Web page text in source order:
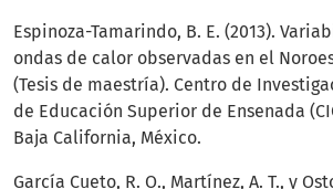
Espinoza-Tamarindo, B. E. (2013).
ondas de calor observadas en el
(Tesis de maestría). Centro de
de Educación Superior de Ensenada
Baja California, México.
García Cueto, R. O., Martínez, A. T., y